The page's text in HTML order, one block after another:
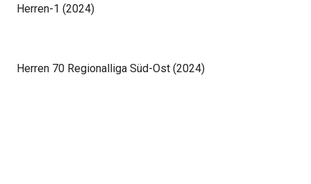
Herren-1 (2024)
Herren 70 Regionalliga Süd-Ost (2024)